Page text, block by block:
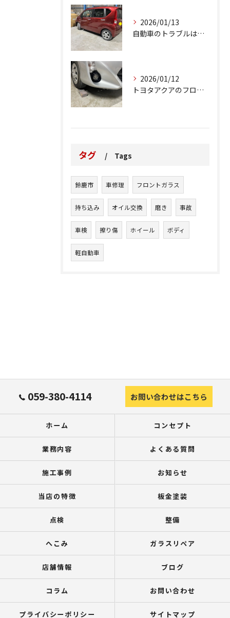
2026/01/13
自動車のトラブルは、日常生活において避けられない出来事の一つ...
2026/01/12
トヨタアクアのフロントバンパーの右下側を縁石にぶつけてできた...
タグ Tags
鈴鹿市 車修理 フロントガラス
持ち込み オイル交換 磨き 事故
車検 擦り傷 ホイール ボディ
軽自動車
059-380-4114 お問い合わせはこちら
ホーム コンセプト
業務内容 よくある質問
施工事例 お知らせ
当店の特徴 板金塗装
点検 整備
へこみ ガラスリペア
店舗情報 ブログ
コラム お問い合わせ
プライバシーポリシー サイトマップ